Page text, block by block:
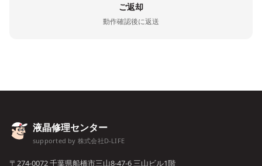
ご返却
動作確認後に返送
液晶修理センター
supported by 株式会社D-LIFE
〒274-0072 千葉県船橋市三山8-47-6 三山ビル1階